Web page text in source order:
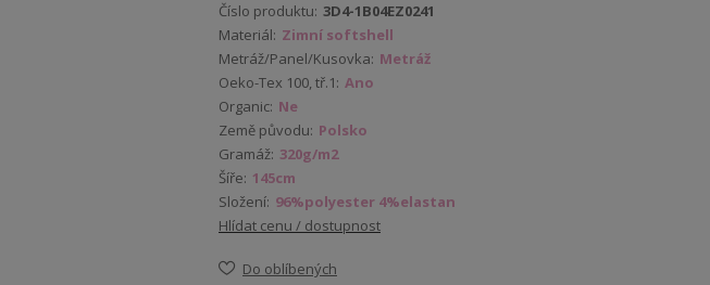
Číslo produktu: 3D4-1B04EZ0241
Materiál: Zimní softshell
Metráž/Panel/Kusovka: Metráž
Oeko-Tex 100, tř.1: Ano
Organic: Ne
Země původu: Polsko
Gramáž: 320g/m2
Šíře: 145cm
Složení: 96%polyester 4%elastan
Hlídat cenu / dostupnost
Do oblíbených